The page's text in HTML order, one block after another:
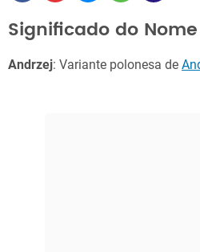
Significado do
Andrzej: Variante polonesa de